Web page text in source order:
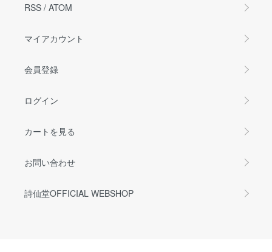
RSS / ATOM
マイアカウント
会員登録
ログイン
カートを見る
お問い合わせ
詩仙堂OFFICIAL WEBSHOP